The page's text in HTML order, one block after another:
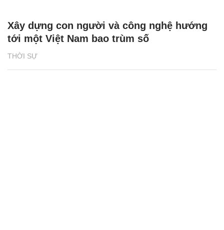
THỜI SỰ
Xây dựng con người và công nghệ hướng
tới một Việt Nam bao trùm số